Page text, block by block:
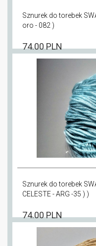
Sznurek do torebek
oro - 082 )
74.00 PLN
Sznurek do torebek
CELESTE - ARG -35 ) )
74.00 PLN